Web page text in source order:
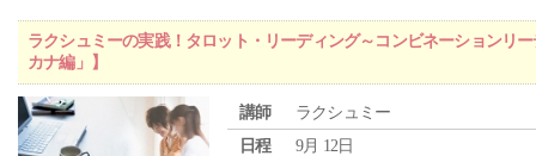
ラクシュミーの実践！タロット・リーディング～コンビネーションリ
カナ編」】
講師
ラクシュミー
日程
9月 12日